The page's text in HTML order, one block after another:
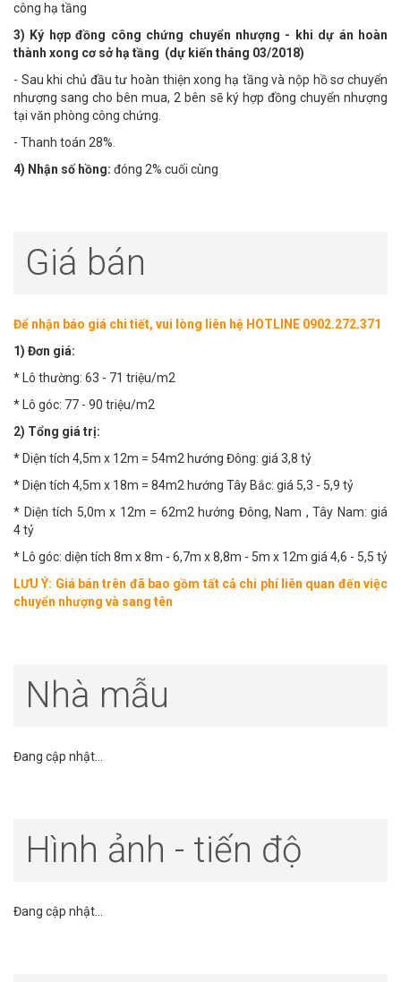
công hạ tầng
3) Ký hợp đồng công chứng chuyển nhượng - khi dự án hoàn
thành xong cơ sở hạ tầng (dự kiến tháng 03/2018)
- Sau khi chủ đầu tư hoàn thiện xong hạ tầng và nộp hồ sơ chuyển
nhượng sang cho bên mua, 2 bên sẽ ký hợp đồng chuyển nhượng
tại văn phòng công chứng.
- Thanh toán 28%.
4) Nhận số hồng: đóng 2% cuối cùng
Giá bán
Để nhận báo giá chi tiết, vui lòng liên hệ HOTLINE 0902.272.371
1) Đơn giá:
* Lô thường: 63 - 71 triệu/m2
* Lô góc: 77 - 90 triệu/m2
2) Tổng giá trị:
* Diện tích 4,5m x 12m = 54m2 hướng Đông: giá 3,8 tỷ
* Diện tích 4,5m x 18m = 84m2 hướng Tây Bắc: giá 5,3 - 5,9 tỷ
* Diện tích 5,0m x 12m = 62m2 hướng Đông, Nam , Tây Nam: giá
4 tỷ
* Lô góc: diện tích 8m x 8m - 6,7m x 8,8m - 5m x 12m giá 4,6 - 5,5 tỷ
LƯU Ý: Giá bán trên đã bao gồm tất cả chi phí liên quan đến việc
chuyển nhượng và sang tên
Nhà mẫu
Đang cập nhật...
Hình ảnh - tiến độ
Đang cập nhật...